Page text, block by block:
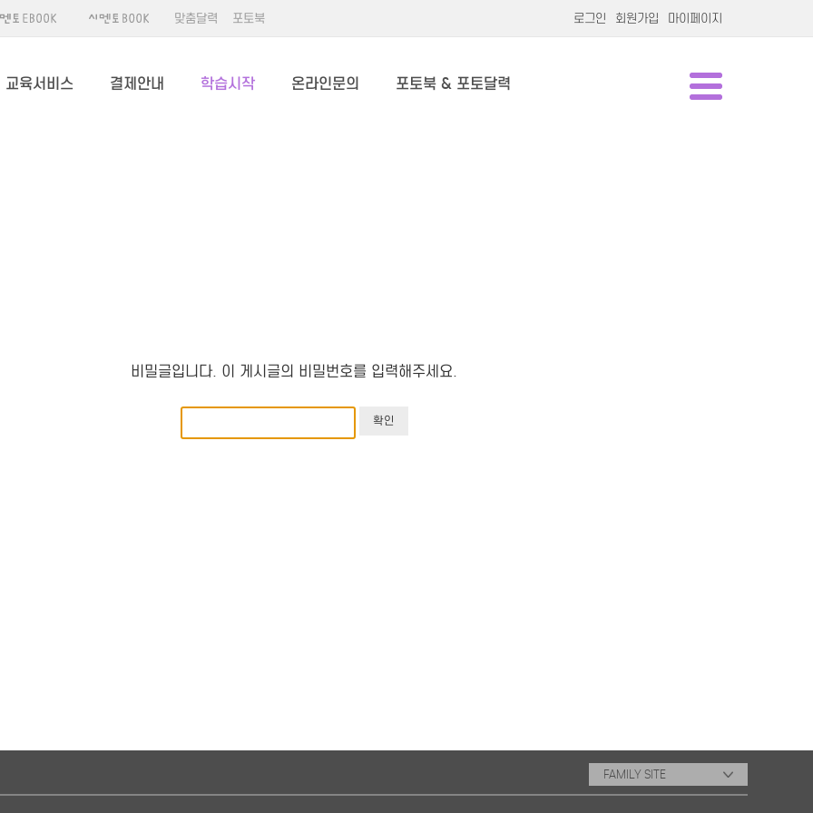
맞춤달력 포토북 로그인 회원가입 마이페이지
교육서비스 결제안내 학습시작 온라인문의 포토북 & 포토달력
비밀글입니다. 이 게시글의 비밀번호를 입력해주세요.
FAMILY SITE